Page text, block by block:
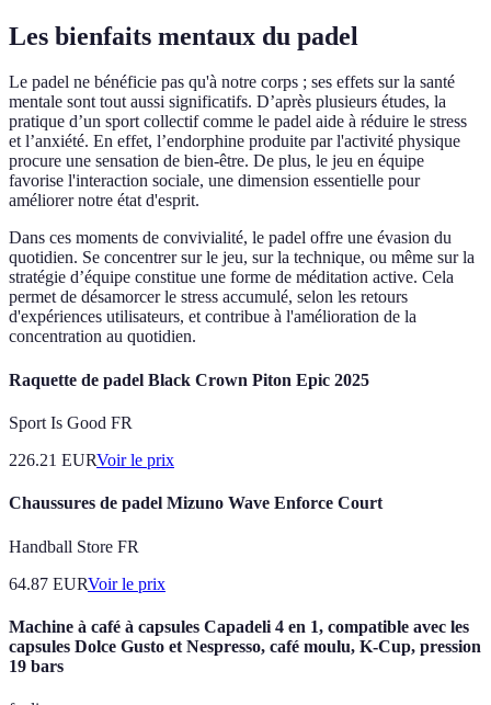
Les bienfaits mentaux du padel
Le padel ne bénéficie pas qu'à notre corps ; ses effets sur la santé
mentale sont tout aussi significatifs. D’après plusieurs études, la
pratique d’un sport collectif comme le padel aide à réduire le stress
et l’anxiété. En effet, l’endorphine produite par l'activité physique
procure une sensation de bien-être. De plus, le jeu en équipe
favorise l'interaction sociale, une dimension essentielle pour
améliorer notre état d'esprit.
Dans ces moments de convivialité, le padel offre une évasion du
quotidien. Se concentrer sur le jeu, sur la technique, ou même sur la
stratégie d’équipe constitue une forme de méditation active. Cela
permet de désamorcer le stress accumulé, selon les retours
d'expériences utilisateurs, et contribue à l'amélioration de la
concentration au quotidien.
Raquette de padel Black Crown Piton Epic 2025
Sport Is Good FR
226.21 EURVoir le prix
Chaussures de padel Mizuno Wave Enforce Court
Handball Store FR
64.87 EURVoir le prix
Machine à café à capsules Capadeli 4 en 1, compatible avec les
capsules Dolce Gusto et Nespresso, café moulu, K-Cup, pression
19 bars